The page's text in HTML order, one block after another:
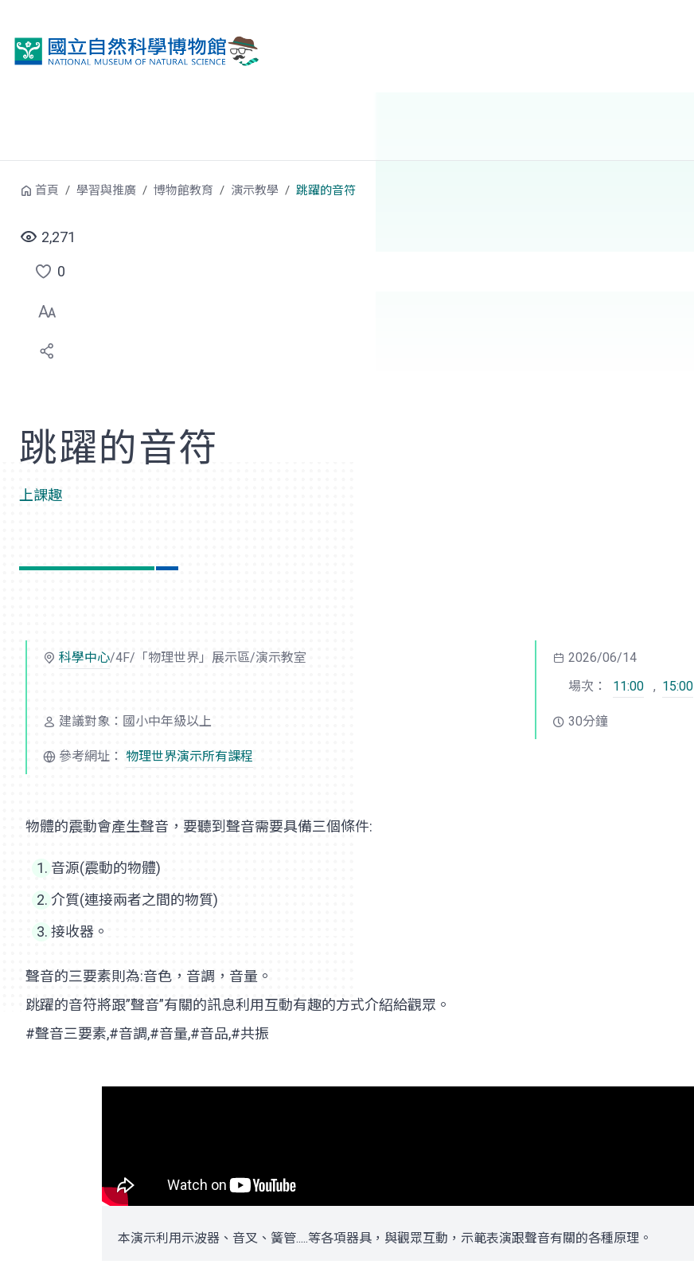
首頁 學習與推廣 博物館教育 演示教學 跳躍的音符
2,271
點
選
喜
0
跳躍的音符
上課趣
科學中心/4F/「物理世界」展示區/演示教室
2026/06/14
場次：
11:00 , 15:00
建議對象：國小中年級以上 30分鐘
參考網址： 物理世界演示所有課程
物體的震動會產生聲音，要聽到聲音需要具備三個條件:
音源(震動的物體)
介質(連接兩者之間的物質)
接收器。
聲音的三要素則為:音色，音調，音量。
跳躍的音符將跟”聲音”有關的訊息利用互動有趣的方式介紹給觀眾。
#聲音三要素,#音調,#音量,#音品,#共振
本演示利用示波器、音叉、簧管.....等各項器具，與觀眾互動，示範表演跟聲音有關的各種原理。